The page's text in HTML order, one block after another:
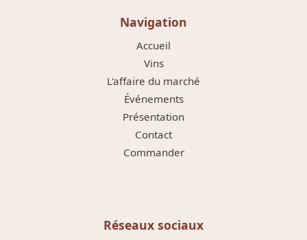
Navigation
Accueil
Vins
L'affaire du marché
Événements
Présentation
Contact
Commander
Réseaux sociaux